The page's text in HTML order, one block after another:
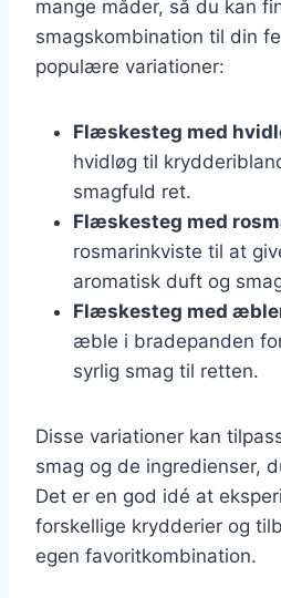
mange måder, så du kan
smagskombination til din
populære variationer:
Flæskesteg med
hvidløg til
smagfuld ret.
Flæskesteg med
rosmarinkviste til at
aromatisk duft og
Flæskesteg med
æble i bradepanden
syrlig smag til retten.
Disse variationer kan
smag og de ingredienser,
Det er en god idé at
forskellige krydderier og
egen favoritkombination.